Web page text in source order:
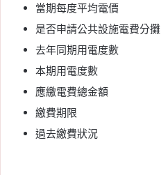
當期每度平均電價
是否申請公共設施電費分攤
去年同期用電度數
本期用電度數
應繳電費總金額
繳費期限
過去繳費狀況